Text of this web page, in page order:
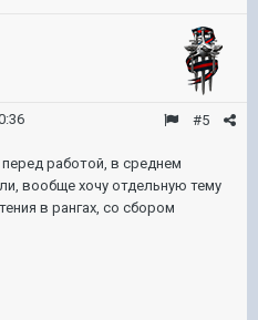
#5
работой, в среднем
вообще хочу отдельную тему
в рангах, со сбором